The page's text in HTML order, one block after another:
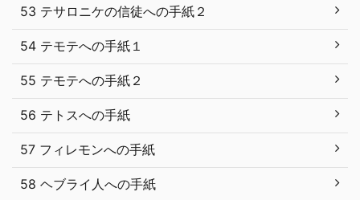
53 テサロニケの信徒への手紙２
54 テモテへの手紙１
55 テモテへの手紙２
56 テトスへの手紙
57 フィレモンへの手紙
58 ヘブライ人への手紙